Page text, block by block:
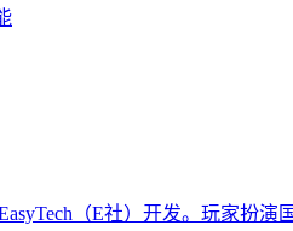
（E社）开发。玩家扮